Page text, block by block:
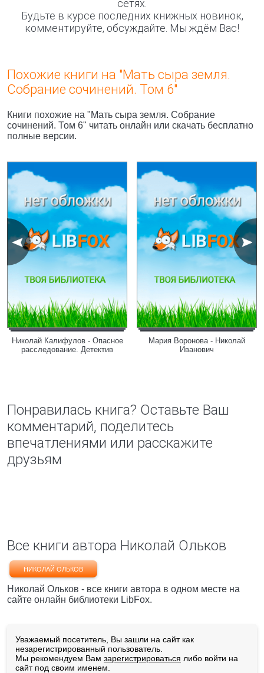
сетях.
Будьте в курсе последних книжных новинок,
комментируйте, обсуждайте. Мы ждём Вас!
Похожие книги на "Мать сыра земля.
Собрание сочинений. Том 6"
Книги похожие на "Мать сыра земля. Собрание
сочинений. Том 6" читать онлайн или скачать бесплатно
полные версии.
Николай Калифулов - Опасное
расследование. Детектив
Мария Воронова - Николай
Иванович
Понравилась книга? Оставьте Ваш
комментарий, поделитесь
впечатлениями или расскажите
друзьям
Все книги автора Николай Ольков
НИКОЛАЙ ОЛЬКОВ
Николай Ольков - все книги автора в одном месте на
сайте онлайн библиотеки LibFox.
Уважаемый посетитель, Вы зашли на сайт как
незарегистрированный пользователь.
Мы рекомендуем Вам зарегистрироваться либо войти на
сайт под своим именем.